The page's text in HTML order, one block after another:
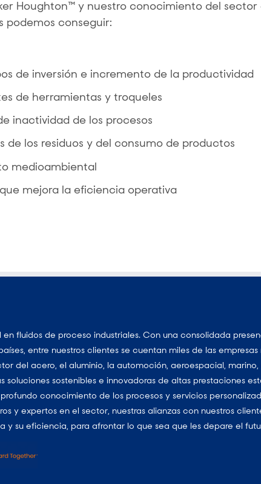
Houghton™ y nuestro conocimiento del sector
podemos conseguir:
de inversión e incremento de la productividad
de herramientas y troqueles
inactividad de los procesos
de los residuos y del consumo de productos
medioambiental
mejora la eficiencia operativa
en fluidos de proceso industriales. Con una consolidada
entre nuestros clientes se cuentan miles de las empresas
del acero, el aluminio, la automoción, aeroespacial,
soluciones sostenibles e innovadoras de altas prestaciones
conocimiento de los procesos y servicios
y expertos en el sector, nuestras alianzas con nuestros
y su eficiencia, para afrontar lo que sea que les depare el